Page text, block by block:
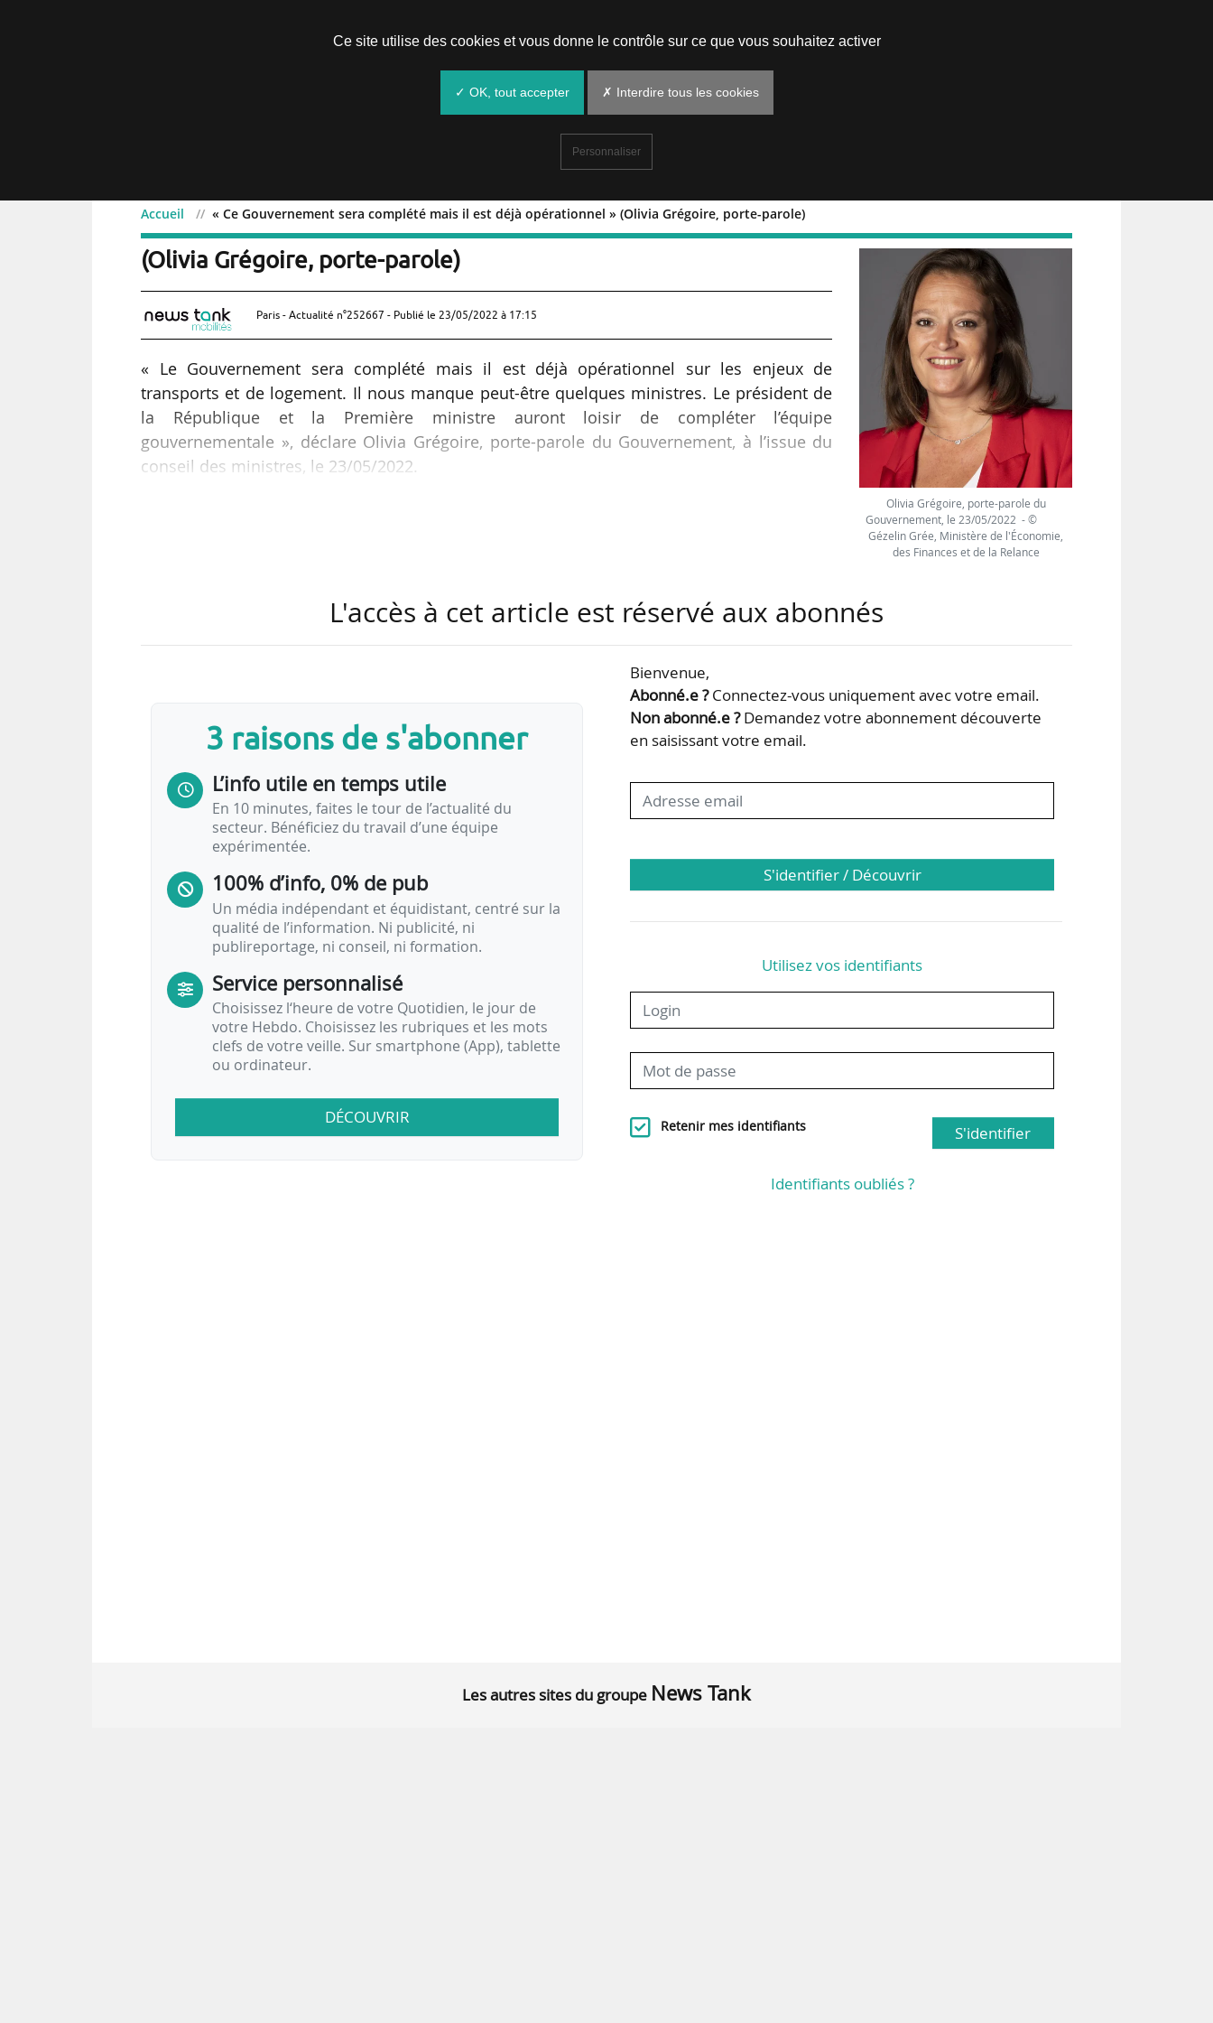
Accueil « Ce Gouvernement sera complété mais il est déjà opérationnel » (Olivia Grégoire, porte-parole)
« Ce Gouvernement sera complété mais il est déjà opérationnel »
(Olivia Grégoire, porte-parole)
Paris - Actualité n°252667 - Publié le 23/05/2022 à 17:15
« Le Gouvernement sera complété mais il est déjà opérationnel sur les enjeux de
transports et de logement. Il nous manque peut-être quelques ministres. Le président de
la République et la Première ministre auront loisir de compléter l’équipe
gouvernementale », déclare Olivia Grégoire, porte-parole du Gouvernement, à l’issue du
conseil des ministres, le 23/05/2022.
biodiversité, l’aménagement ».
Olivia Grégoire, porte-parole du
Gouvernement, le 23/05/2022 - ©
Gézelin Grée, Ministère de l'Économie,
des Finances et de la Relance
L'accès à cet article est réservé aux abonnés
3 raisons de s'abonner
L’info utile en temps utile
En 10 minutes, faites le tour de l’actualité du
secteur. Bénéficiez du travail d’une équipe
expérimentée.
100% d’info, 0% de pub
Un média indépendant et équidistant, centré sur la
qualité de l’information. Ni publicité, ni
publireportage, ni conseil, ni formation.
Service personnalisé
Choisissez l‘heure de votre Quotidien, le jour de
votre Hebdo. Choisissez les rubriques et les mots
clefs de votre veille. Sur smartphone (App), tablette
ou ordinateur.
DÉCOUVRIR
Bienvenue,
Abonné.e ?Connectez-vous uniquement avec votre email.
Non abonné.e ?Demandez votre abonnement découverte
en saisissant votre email.
S'identifier / Découvrir
Utilisez vos identifiants
Retenir mes identifiants S'identifier
Identifiants oubliés ?
Les autres sites du groupe News Tank
Ce site utilise des cookies et vous donne le contrôle sur ce que vous souhaitez activer
✓ OK, tout accepter ✗ Interdire tous les cookies
Personnaliser